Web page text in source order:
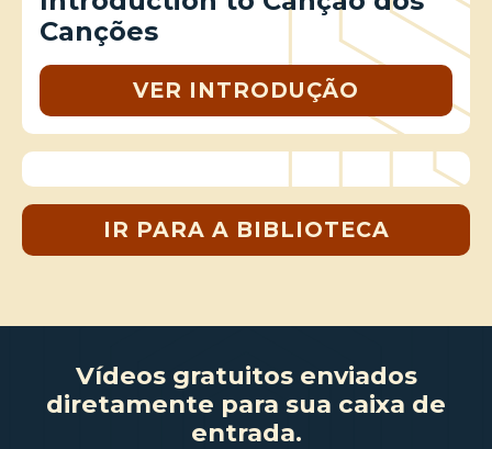
Canções
VER INTRODUÇÃO
IR PARA A BIBLIOTECA
Vídeos gratuitos enviados
diretamente para sua caixa de
entrada.